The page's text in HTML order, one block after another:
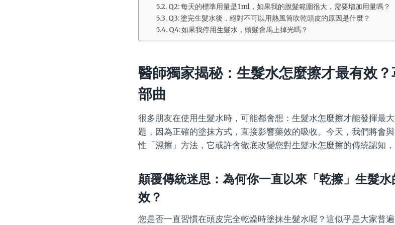
Q2: 每天的標準用量是1ml，如果我的脫髮範圍很大，需要增加用量嗎？
Q3: 塗完生髮水後，絕對不可以用熱風筒吹乾頭皮的原因是什麼？
Q4: 如果我停用生髮水，頭髮會馬上掉光嗎？
醫師獨家揭秘：生髮水怎麼擦才最有效
部曲
很多朋友在使用生髮水時，可能都會想：生髮水怎麼擦才能發揮最
題，因為正確的塗抹方式，直接影響藥效的吸收。今天，我們將會
性「濕擦」方法，它或許會徹底改變您對生髮水怎麼擦的傳統認知，
顛覆傳統迷思：為何你一直以來「乾擦」生髮
效？
您是否一直習慣在頭皮完全乾燥時塗抹生髮水呢？這似乎是大家普